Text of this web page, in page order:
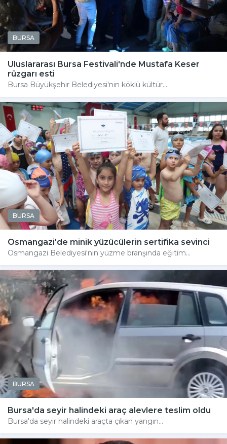
BURSA
Uluslararası Bursa Festivali'nde Mustafa Keser
rüzgarı esti
Bursa Büyükşehir Belediyesi'nin köklü kültür...
BURSA
Osmangazi'de minik yüzücülerin sertifika sevinci
Osmangazi Belediyesi'nin yüzme branşında eğitim...
BURSA
Bursa'da seyir halindeki araç alevlere teslim oldu
Bursa'da seyir halindeki araçta çıkan yangın...